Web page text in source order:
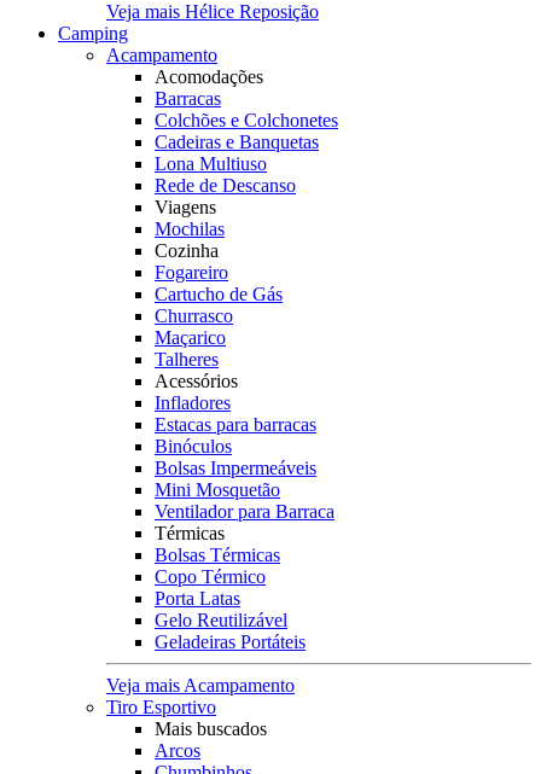
Veja mais Hélice Reposição
Camping
Acampamento
Acomodações
Barracas
Colchões e Colchonetes
Cadeiras e Banquetas
Lona Multiuso
Rede de Descanso
Viagens
Mochilas
Cozinha
Fogareiro
Cartucho de Gás
Churrasco
Maçarico
Talheres
Acessórios
Infladores
Estacas para barracas
Binóculos
Bolsas Impermeáveis
Mini Mosquetão
Ventilador para Barraca
Térmicas
Bolsas Térmicas
Copo Térmico
Porta Latas
Gelo Reutilizável
Geladeiras Portáteis
Veja mais Acampamento
Tiro Esportivo
Mais buscados
Arcos